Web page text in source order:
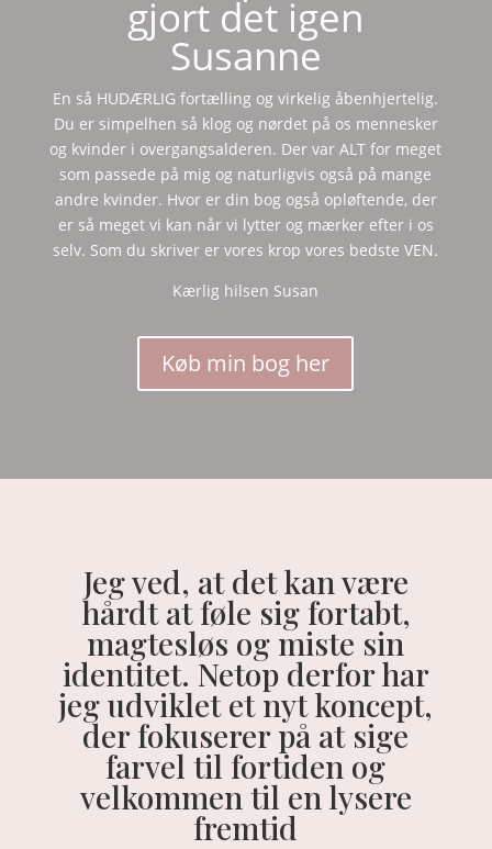
gjort det igen
Susanne
En så HUDÆRLIG fortælling og virkelig åbenhjertelig.
Du er simpelhen så klog og nørdet på os mennesker
og kvinder i overgangsalderen. Der var ALT for meget
som passede på mig og naturligvis også på mange
andre kvinder. Hvor er din bog også opløftende, der
er så meget vi kan når vi lytter og mærker efter i os
selv. Som du skriver er vores krop vores bedste VEN.
Kærlig hilsen Susan
Køb min bog her
Jeg ved, at det kan være
hårdt at føle sig fortabt,
magtesløs og miste sin
identitet. Netop derfor har
jeg udviklet et nyt koncept,
der fokuserer på at sige
farvel til fortiden og
velkommen til en lysere
fremtid